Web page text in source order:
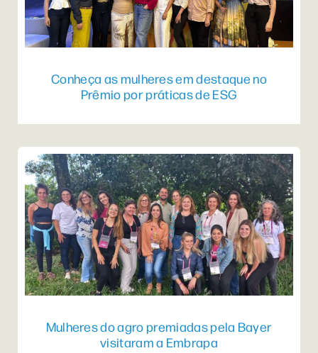
Conheça as mulheres em destaque no
Prêmio por práticas de ESG
Mulheres do agro premiadas pela Bayer
visitaram a Embrapa